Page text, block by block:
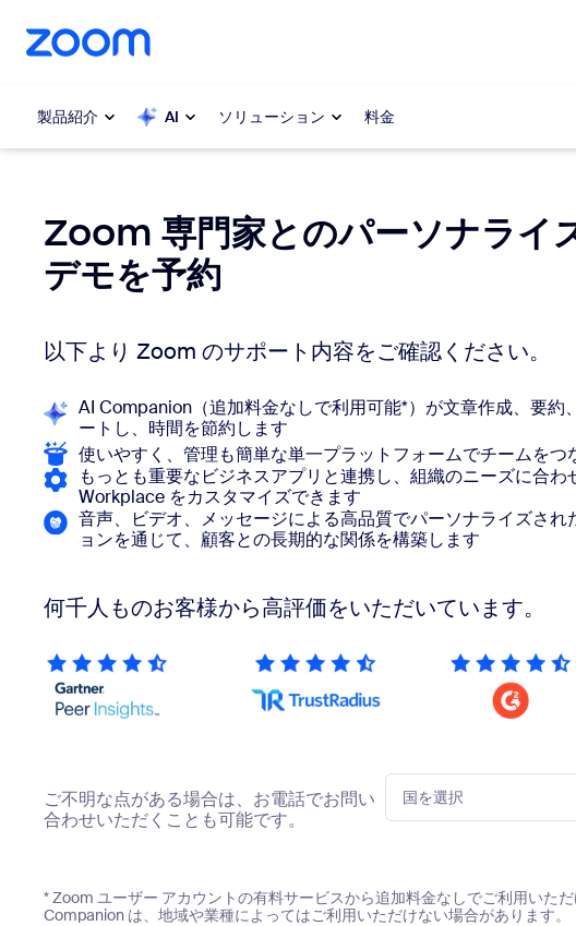
テンツへスキップ
ャットへスキップ
製品紹介 AI ソリューション 料金
Zoom Workplace
Zoom AI
デベロッパー
アプリと連携
人気
注目を集めているも
Contact Center
Bonsai
デスクトップにインストール
ダウンロードセンター
お問い合わせ
+1.888.799.9666/ +1-888-303-1012
Zoom 専門家とのパーソナライ
デモを予約
以下より Zoom のサポート内容をご確認ください。
AI Companion（追加料金なしで利用可能*）が文章作成、要約
ートし、時間を節約します
使いやすく、管理も簡単な単一プラットフォームでチームをつ
もっとも重要なビジネスアプリと連携し、組織のニーズに合わ
Workplace をカスタマイズできます
音声、ビデオ、メッセージによる高品質でパーソナライズされ
ョンを通じて、顧客との長期的な関係を構築します
何千人ものお客様から高評価をいただいています。
ご不明な点がある場合は、お電話でお問い
合わせいただくことも可能です。
国を選択
* Zoom ユーザー アカウントの有料サービスから追加料金なしでご利用いた
Companion は、地域や業種によってはご利用いただけない場合があります。